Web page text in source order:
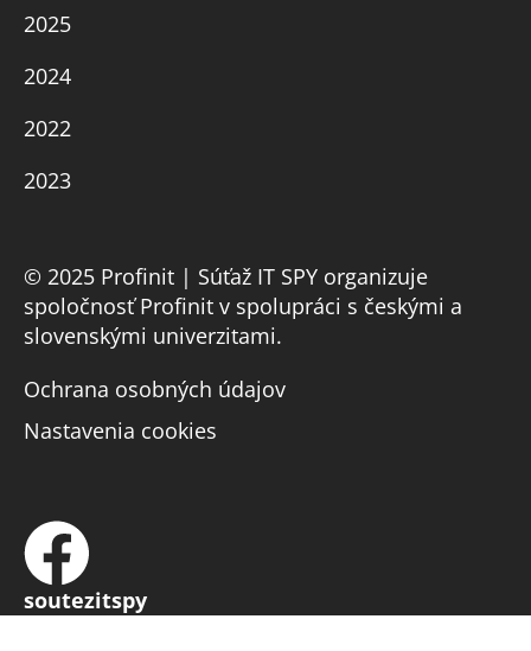
2025
2024
2022
2023
© 2025 Profinit | Súťaž IT SPY organizuje
spoločnosť Profinit v spolupráci s českými a
slovenskými univerzitami.
Ochrana osobných údajov
Nastavenia cookies
soutezitspy